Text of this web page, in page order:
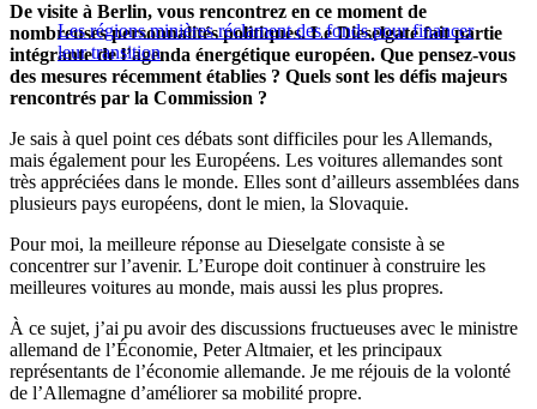
Les régions minières réclament des fonds pour financer
leur transition
De visite à Berlin, vous rencontrez en ce moment de
nombreuses personnalités politiques. Le Dieselgate fait partie
intégrante de l’agenda énergétique européen. Que pensez-vous
des mesures récemment établies ? Quels sont les défis majeurs
rencontrés par la Commission ?
Je sais à quel point ces débats sont difficiles pour les Allemands,
mais également pour les Européens. Les voitures allemandes sont
très appréciées dans le monde. Elles sont d’ailleurs assemblées dans
plusieurs pays européens, dont le mien, la Slovaquie.
Pour moi, la meilleure réponse au Dieselgate consiste à se
concentrer sur l’avenir. L’Europe doit continuer à construire les
meilleures voitures au monde, mais aussi les plus propres.
À ce sujet, j’ai pu avoir des discussions fructueuses avec le ministre
allemand de l’Économie, Peter Altmaier, et les principaux
représentants de l’économie allemande. Je me réjouis de la volonté
de l’Allemagne d’améliorer sa mobilité propre.